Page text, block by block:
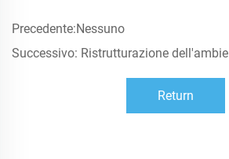
Precedente:Nessuno
Successivo: Ristrutturazione dell'ambiente acustico dello studio dell'Istituto Correzionale per Minorenni della Provincia del Guangdong e approvvigionamento di attrezzature per l'illuminazione di film e televisione
Return